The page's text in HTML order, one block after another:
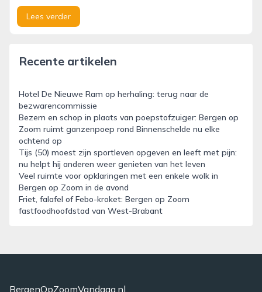
Lees verder
Recente artikelen
Hotel De Nieuwe Ram op herhaling: terug naar de
bezwarencommissie
Bezem en schop in plaats van poepstofzuiger: Bergen op
Zoom ruimt ganzenpoep rond Binnenschelde nu elke
ochtend op
Tijs (50) moest zijn sportleven opgeven en leeft met pijn:
nu helpt hij anderen weer genieten van het leven
Veel ruimte voor opklaringen met een enkele wolk in
Bergen op Zoom in de avond
Friet, falafel of Febo-kroket: Bergen op Zoom
fastfoodhoofdstad van West-Brabant
BergenOpZoomVandaag.nl